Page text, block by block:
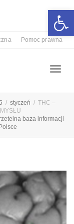
Pomoc prawna
styczeń
THC –
baza informacji